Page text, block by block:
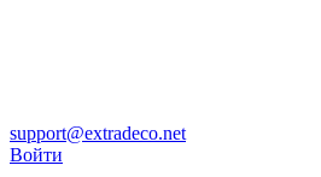
support@extradeco.net
Войти